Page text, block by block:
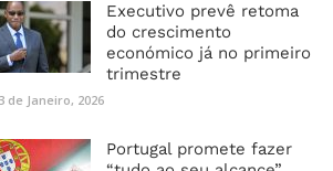
Executivo prevê retoma
do crescimento
económico já no primeiro
trimestre
de Janeiro, 2026
Portugal promete fazer